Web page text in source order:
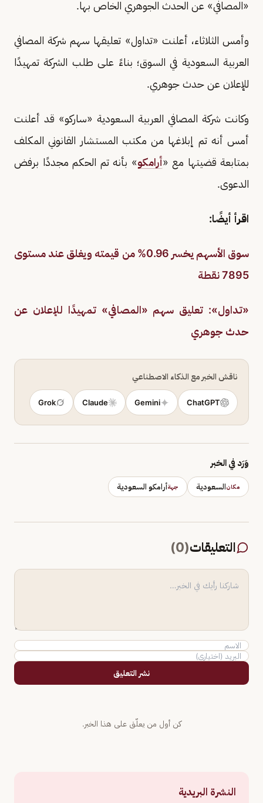
«المصافي» عن الحدث الجوهري الخاص بها.
وأمس الثلاثاء، أعلنت «تداول» تعليقها سهم شركة المصافي
العربية السعودية في السوق؛ بناءً على طلب الشركة تمهيدًا
للإعلان عن حدث جوهري.
وكانت شركة المصافي العربية السعودية «ساركو» قد أعلنت
أمس أنه تم إبلاغها من مكتب المستشار القانوني المكلف
بمتابعة قضيتها مع «أرامكو» بأنه تم الحكم مجددًا برفض
الدعوى.
اقرأ أيضًا:
سوق الأسهم يخسر 0.96% من قيمته ويغلق عند مستوى
7895 نقطة
«تداول»: تعليق سهم «المصافي» تمهيدًا للإعلان عن
حدث جوهري
ناقش الخبر مع الذكاء الاصطناعي
ChatGPT
Gemini
Claude
Grok
وَرَد في الخبر
مكانالسعودية جهةأرامكو السعودية
التعليقات(
0
)
نشر التعليق
كن أول من يعلّق على هذا الخبر.
النشرة البريدية